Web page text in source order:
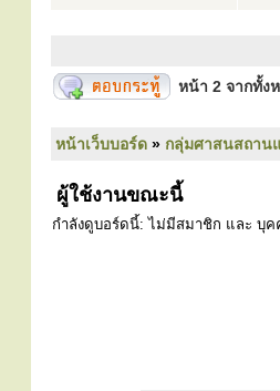
หน้า 2 จากทั้ง
หน้าเว็บบอร์ด » กลุ่มศาสนสถาน
ผู้ใช้งานขณะนี้
กำลังดูบอร์ดนี้: ไม่มีสมาชิก และ บุค